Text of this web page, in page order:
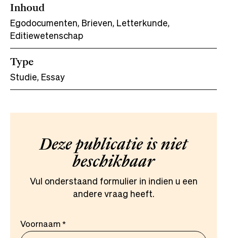
Inhoud
Egodocumenten, Brieven, Letterkunde,
Editiewetenschap
Type
Studie, Essay
Deze publicatie is niet
beschikbaar
Vul onderstaand formulier in indien u een
andere vraag heeft.
Voornaam